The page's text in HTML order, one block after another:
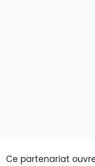
Ce partenariat